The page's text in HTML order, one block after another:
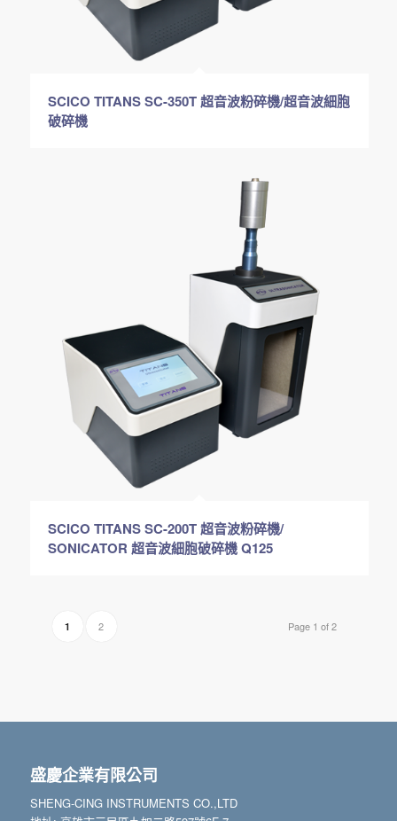
SCICO TITANS SC-350T 超音波粉碎機/超音波細胞
破碎機
SCICO TITANS SC-200T 超音波粉碎機/
SONICATOR 超音波細胞破碎機 Q125
Page 1 of 2
1 2
盛慶企業有限公司
SHENG-CING INSTRUMENTS CO.,LTD